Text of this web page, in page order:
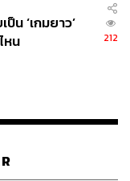
น ‘เกมยาว’
หน
212